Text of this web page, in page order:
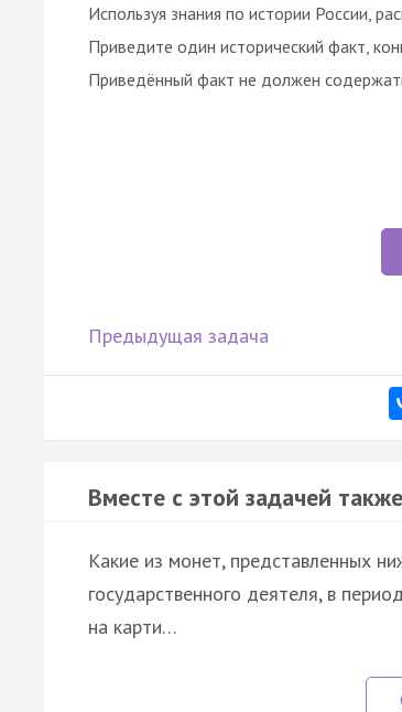
Используя знания по истории России,
Приведите один исторический факт,
Приведённый факт не должен
Предыдущая задача
Вместе с этой задачей
Какие из монет, представленных
государственного деятеля, в
на карти…